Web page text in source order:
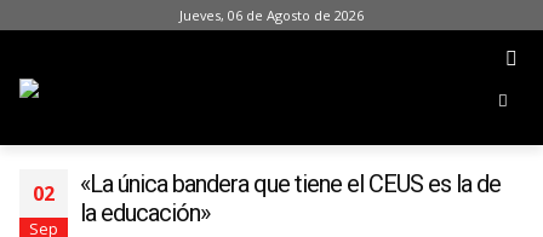
Jueves, 06 de Agosto de 2026
02
Sep
«La única bandera que tiene el CEUS es la de
la educación»